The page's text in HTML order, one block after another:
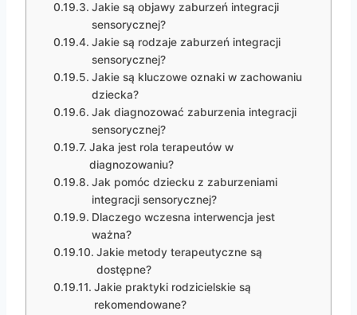
Jakie są objawy zaburzeń integracji
sensorycznej?
Jakie są rodzaje zaburzeń integracji
sensorycznej?
Jakie są kluczowe oznaki w zachowaniu
dziecka?
Jak diagnozować zaburzenia integracji
sensorycznej?
Jaka jest rola terapeutów w
diagnozowaniu?
Jak pomóc dziecku z zaburzeniami
integracji sensorycznej?
Dlaczego wczesna interwencja jest
ważna?
Jakie metody terapeutyczne są
dostępne?
Jakie praktyki rodzicielskie są
rekomendowane?